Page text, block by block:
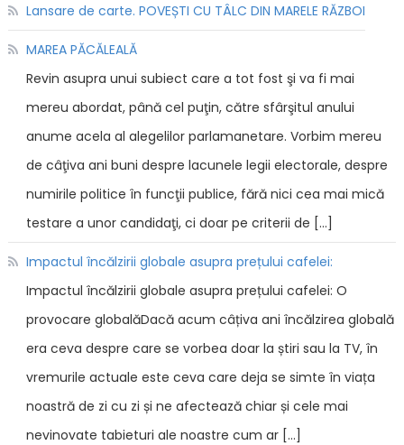
Lansare de carte. POVEȘTI CU TÂLC DIN MARELE RĂZBOI
MAREA PĂCĂLEALĂ
Revin asupra unui subiect care a tot fost şi va fi mai
mereu abordat, până cel puţin, către sfârşitul anului
anume acela al alegelilor parlamanetare. Vorbim mereu
de câţiva ani buni despre lacunele legii electorale, despre
numirile politice în funcţii publice, fără nici cea mai mică
testare a unor candidaţi, ci doar pe criterii de […]
Impactul încălzirii globale asupra prețului cafelei:
Impactul încălzirii globale asupra prețului cafelei: O
provocare globalăDacă acum câțiva ani încălzirea globală
era ceva despre care se vorbea doar la știri sau la TV, în
vremurile actuale este ceva care deja se simte în viața
noastră de zi cu zi și ne afectează chiar și cele mai
nevinovate tabieturi ale noastre cum ar […]